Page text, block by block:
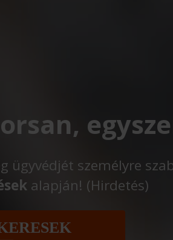
ügyvédjét személyre
alapján! (Hirdetés)